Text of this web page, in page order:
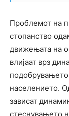
Проблемот на
стопанство
движењата на
влијаат врз
населението.
зависат
стеснувањето